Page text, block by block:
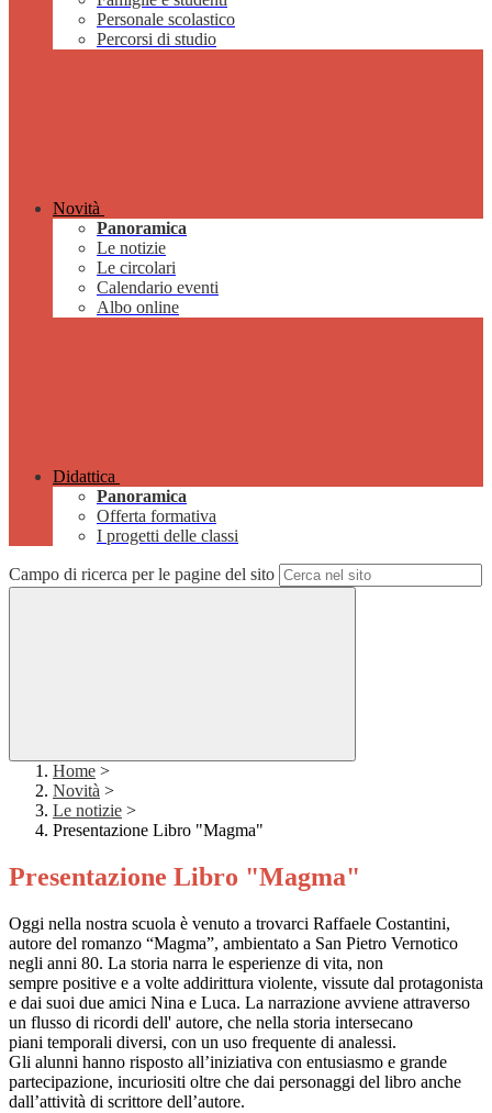
Personale scolastico
Percorsi di studio
Novità
Panoramica
Le notizie
Le circolari
Calendario eventi
Albo online
Didattica
Panoramica
Offerta formativa
I progetti delle classi
Campo di ricerca per le pagine del sito
Home >
Novità >
Le notizie >
Presentazione Libro "Magma"
Presentazione Libro "Magma"
Oggi nella nostra scuola è venuto a trovarci Raffaele Costantini,
autore del romanzo “Magma”, ambientato a San Pietro Vernotico
negli anni 80. La storia narra le esperienze di vita, non
sempre positive e a volte addirittura violente, vissute dal protagonista
e dai suoi due amici Nina e Luca. La narrazione avviene attraverso
un flusso di ricordi dell' autore, che nella storia intersecano
piani temporali diversi, con un uso frequente di analessi.
Gli alunni hanno risposto all’iniziativa con entusiasmo e grande
partecipazione, incuriositi oltre che dai personaggi del libro anche
dall’attività di scrittore dell’autore.